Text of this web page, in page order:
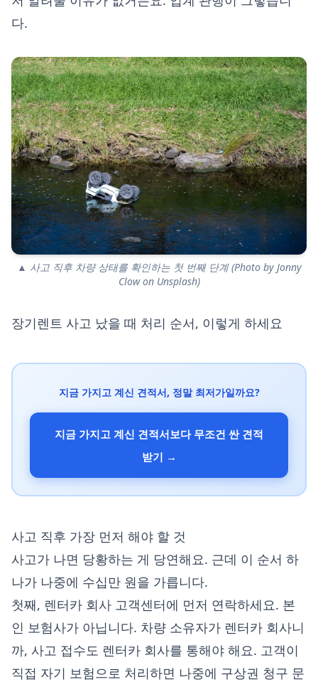
다.
▲ 사고 직후 차량 상태를 확인하는 첫 번째 단계 (Photo by Jonny
Clow on Unsplash)
장기렌트 사고 났을 때 처리 순서, 이렇게 하세요
지금 가지고 계신 견적서, 정말 최저가일까요?
지금 가지고 계신 견적서보다 무조건 싼 견적
받기 →
사고 직후 가장 먼저 해야 할 것
사고가 나면 당황하는 게 당연해요. 근데 이 순서 하
나가 나중에 수십만 원을 가릅니다.
첫째, 렌터카 회사 고객센터에 먼저 연락하세요. 본
인 보험사가 아닙니다. 차량 소유자가 렌터카 회사니
까, 사고 접수도 렌터카 회사를 통해야 해요. 고객이
직접 자기 보험으로 처리하면 나중에 구상권 청구 문